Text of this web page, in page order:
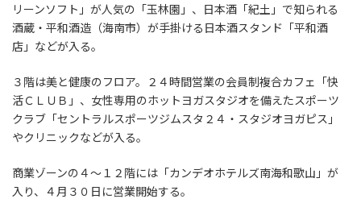
リーンソフト」が人気の「玉林園」、日本酒「紀土」で知られる
酒蔵・平和酒造（海南市）が手掛ける日本酒スタンド「平和酒
店」などが入る。
３階は美と健康のフロア。２４時間営業の会員制複合カフェ「快
活ＣＬＵＢ」、女性専用のホットヨガスタジオを備えたスポーツ
クラブ「セントラルスポーツジムスタ２４・スタジオヨガピス」
やクリニックなどが入る。
商業ゾーンの４～１２階には「カンデオホテルズ南海和歌山」が
入り、４月３０日に営業開始する。